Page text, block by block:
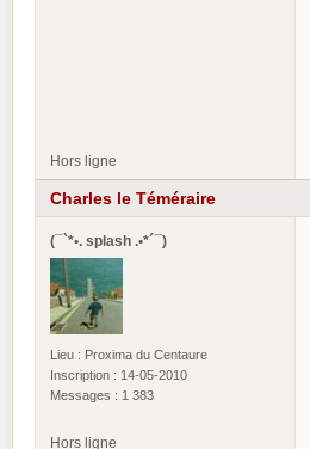
Hors ligne
Charles le Téméraire
(¯`*•. splash .•*´¯)
Lieu : Proxima du Centaure
Inscription : 14-05-2010
Messages : 1 383
Hors ligne